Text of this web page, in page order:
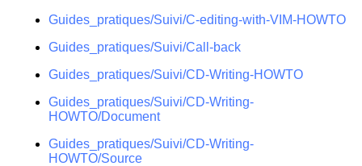
Guides_pratiques/Suivi/C-editing-with-VIM-HOWTO
Guides_pratiques/Suivi/Call-back
Guides_pratiques/Suivi/CD-Writing-HOWTO
Guides_pratiques/Suivi/CD-Writing-
HOWTO/Document
Guides_pratiques/Suivi/CD-Writing-
HOWTO/Source